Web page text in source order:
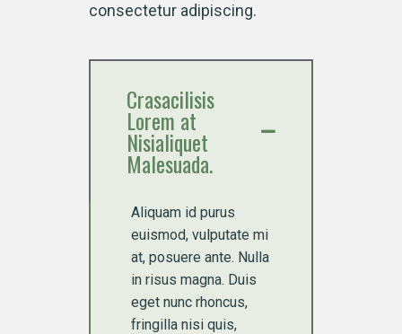
consectetur adipiscing.
Crasacilisis
Lorem at
Nisialiquet
Malesuada.
Aliquam id purus
euismod, vulputate mi
at, posuere ante. Nulla
in risus magna. Duis
eget nunc rhoncus,
fringilla nisi quis,